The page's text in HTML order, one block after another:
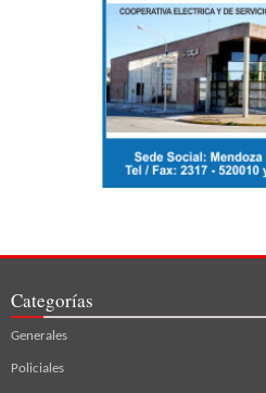
Categorías
Generales
Policiales